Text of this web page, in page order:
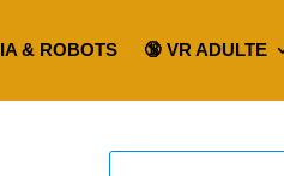
IA & ROBOTS 🔞 VR ADULTE